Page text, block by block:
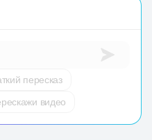
пересказ
видео